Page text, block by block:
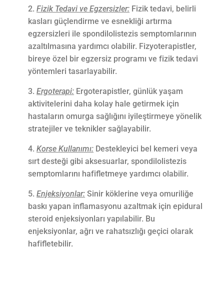
Fizik Tedavi ve Egzersizler: Fizik tedavi, belirli
kasları güçlendirme ve esnekliği artırma
egzersizleri ile spondilolistezis semptomlarının
azaltılmasına yardımcı olabilir. Fizyoterapistler,
bireye özel bir egzersiz programı ve fizik tedavi
yöntemleri tasarlayabilir.
Ergoterapi: Ergoterapistler, günlük yaşam
aktivitelerini daha kolay hale getirmek için
hastaların omurga sağlığını iyileştirmeye yönelik
stratejiler ve teknikler sağlayabilir.
Korse Kullanımı: Destekleyici bel kemeri veya
sırt desteği gibi aksesuarlar, spondilolistezis
semptomlarını hafifletmeye yardımcı olabilir.
Enjeksiyonlar: Sinir köklerine veya omuriliğe
baskı yapan inflamasyonu azaltmak için epidural
steroid enjeksiyonları yapılabilir. Bu
enjeksiyonlar, ağrı ve rahatsızlığı geçici olarak
hafifletebilir.